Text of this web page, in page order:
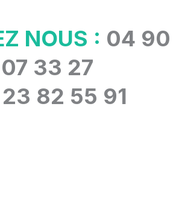
NOUS : 04 90
07 33 27
82 55 91